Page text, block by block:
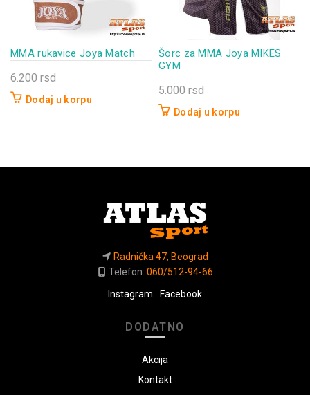
MMA rukavice Joya Match
6.200 rsd
Dodaj u korpu
Šorc za MMA Joya MIKES
GYM
5.000 rsd
Dodaj u korpu
Radnička 47, Beograd
Telefon: 060/512-94-66
Instagram
Facebook
DODATNO
Akcija
Kontakt